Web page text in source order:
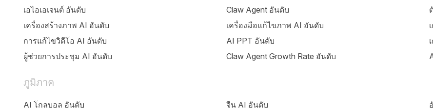
เอไอเอเจนต์ อันดับ
Claw Agent อันดับ
เครื่องสร้างภาพ AI อันดับ
เครื่องมือแก้ไขภาพ AI อันดับ
การแก้ไขวิดีโอ AI อันดับ
AI PPT อันดับ
ผู้ช่วยการประชุม AI อันดับ
Claw Agent Growth Rate อันดับ
ภูมิภาค
AI โกลบอล อันดับ จีน AI อันดับ